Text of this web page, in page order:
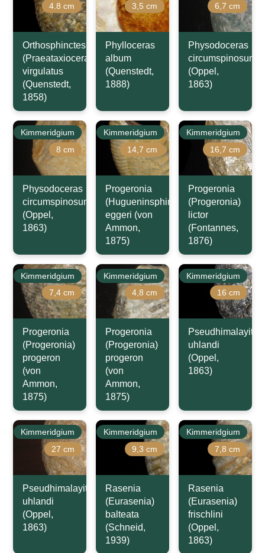
4.8 cm
Orthosphinctes
(Praeataxioceras)
virgulatus
(Quenstedt,
1858)
3,5 cm
Phylloceras
album
(Quenstedt,
1888)
6,7 cm
Physodoceras
circumspinosum
(Oppel,
1863)
Kimmeridgium
8 cm
Physodoceras
circumspinosum
(Oppel,
1863)
Kimmeridgium
14,7 cm
Progeronia
(Hugueninsphinctes)
eggeri (von
Ammon,
1875)
Kimmeridgium
16,7 cm
Progeronia
(Progeronia)
lictor
(Fontannes,
1876)
Kimmeridgium
7,4 cm
Progeronia
(Progeronia)
progeron
(von
Ammon,
1875)
Kimmeridgium
4,8 cm
Progeronia
(Progeronia)
progeron
(von
Ammon,
1875)
Kimmeridgium
16 cm
Pseudhimalayites
uhlandi
(Oppel,
1863)
Kimmeridgium
27 cm
Pseudhimalayites
uhlandi
(Oppel,
1863)
Kimmeridgium
9,3 cm
Rasenia
(Eurasenia)
balteata
(Schneid,
1939)
Kimmeridgium
7,8 cm
Rasenia
(Eurasenia)
frischlini
(Oppel,
1863)